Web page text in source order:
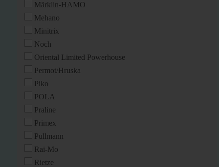
Märklin-HAMO
Mehano
Minitrix
Noch
Oriental Limited Powerhouse
Permot/Hruska
Piko
POLA
Praline
Primex
Pullmann
Rai-Mo
Rietze